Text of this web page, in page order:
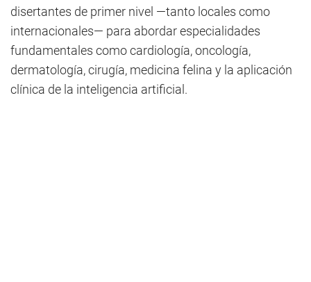
disertantes de primer nivel —tanto locales como
internacionales— para abordar especialidades
fundamentales como cardiología, oncología,
dermatología, cirugía, medicina felina y la aplicación
clínica de la inteligencia artificial.